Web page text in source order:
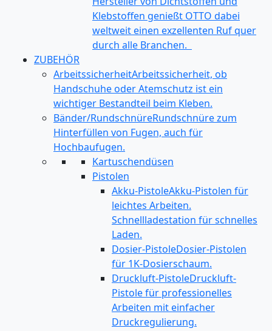
Klebstoffen genießt OTTO dabei
weltweit einen exzellenten Ruf quer
durch alle Branchen.
ZUBEHÖR
ArbeitssicherheitArbeitssicherheit, ob
Handschuhe oder Atemschutz ist ein
wichtiger Bestandteil beim Kleben.
Bänder/RundschnüreRundschnüre zum
Hinterfüllen von Fugen, auch für
Hochbaufugen.
Kartuschendüsen
Pistolen
Akku-PistoleAkku-Pistolen für
leichtes Arbeiten.
Schnellladestation für schnelles
Laden.
Dosier-PistoleDosier-Pistolen
für 1K-Dosierschaum.
Druckluft-PistoleDruckluft-
Pistole für professionelles
Arbeiten mit einfacher
Druckregulierung.